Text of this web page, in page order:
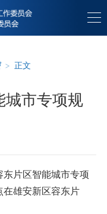
> 正文
城市专项规
片区智能城市专项
雄安新区容东片